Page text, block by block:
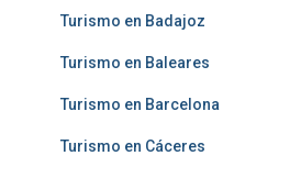
Turismo en Badajoz
Turismo en Baleares
Turismo en Barcelona
Turismo en Cáceres